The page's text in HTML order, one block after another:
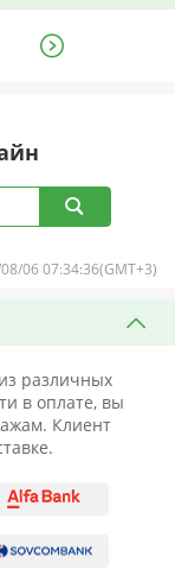
06 07:34:36(GMT+3)
различных
в оплате, вы
Клиент